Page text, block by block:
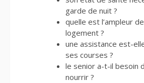
garde de nuit ?
quelle est l’ampleur
logement ?
une assistance est-
ses courses ?
le senior a-t-il besoin
nourrir ?